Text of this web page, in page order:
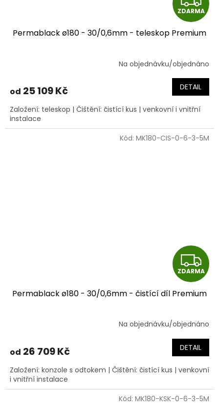
D
A
R
M
A
ZDARMA
Permablack ø180 - 30/0,6mm - teleskop Premium
Na objednávku/objednáno
od 25 109 Kč DETAIL
Založení: teleskop | Čištění: čistící kus | venkovní i vnitřní
instalace
Z
D
A
R
M
A
ZDARMA
Permablack ø180 - 30/0,6mm - čistící díl Premium
Na objednávku/objednáno
od 26 709 Kč DETAIL
Založení: konzole s odtokem | Čištění: čistící kus | venkovní
i vnitřní instalace
Kód: MK180-CIS-0-6-3-5M
Kód: MK180-KSK-0-6-3-5M